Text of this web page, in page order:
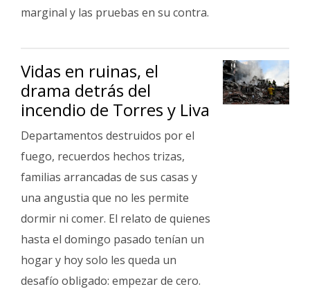
marginal y las pruebas en su contra.
Vidas en ruinas, el
drama detrás del
incendio de Torres y Liva
Departamentos destruidos por el
fuego, recuerdos hechos trizas,
familias arrancadas de sus casas y
una angustia que no les permite
dormir ni comer. El relato de quienes
hasta el domingo pasado tenían un
hogar y hoy solo les queda un
desafío obligado: empezar de cero.